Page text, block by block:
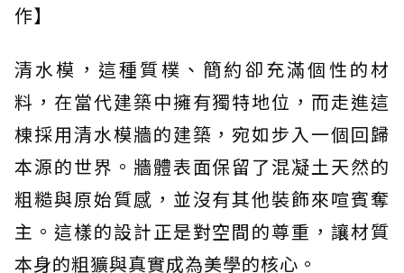
作】
清水模，這種質樸、簡約卻充滿個性的材
料，在當代建築中擁有獨特地位，而走進這
棟採用清水模牆的建築，宛如步入一個回歸
本源的世界。牆體表面保留了混凝土天然的
粗糙與原始質感，並沒有其他裝飾來喧賓奪
主。這樣的設計正是對空間的尊重，讓材質
本身的粗獷與真實成為美學的核心。